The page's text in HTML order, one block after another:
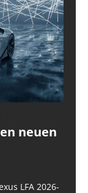
neuen
LFA 2026-